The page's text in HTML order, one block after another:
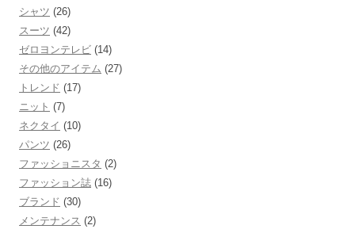
シャツ (26)
スーツ (42)
ゼロヨンテレビ (14)
その他のアイテム (27)
トレンド (17)
ニット (7)
ネクタイ (10)
パンツ (26)
ファッショニスタ (2)
ファッション誌 (16)
ブランド (30)
メンテナンス (2)